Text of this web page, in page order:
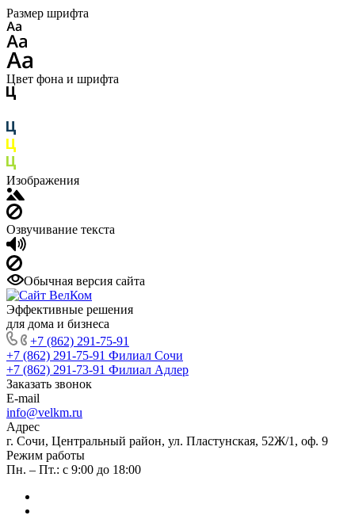
Размер шрифта
Цвет фона и шрифта
Изображения
Озвучивание текста
Обычная версия сайта
Эффективные решения
для дома и бизнеса
+7 (862) 291-75-91
+7 (862) 291-75-91 Филиал Сочи
+7 (862) 291-73-91 Филиал Адлер
Заказать звонок
E-mail
info@velkm.ru
Адрес
г. Сочи, Центральный район, ул. Пластунская, 52Ж/1, оф. 9
Режим работы
Пн. – Пт.: с 9:00 до 18:00